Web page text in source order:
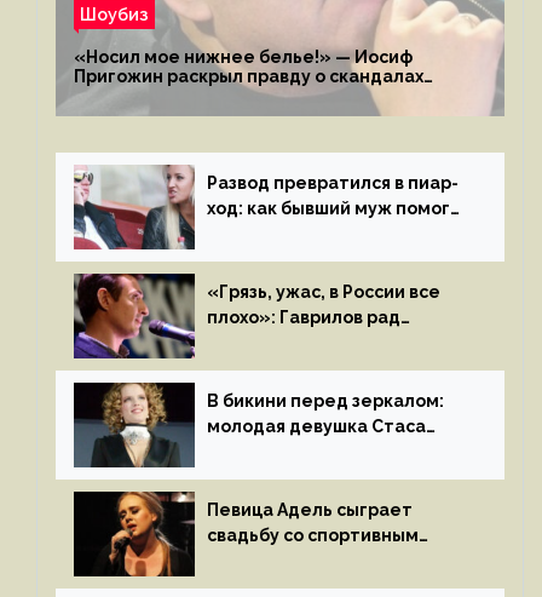
Шоубиз
«Носил мое нижнее белье!» — Иосиф
Пригожин раскрыл правду о скандалах
с мужем своей экс-жены
Развод превратился в пиар-
ход: как бывший муж помог
«Грязь, ужас, в России все
плохо»: Гаврилов рад
иноагентов
В бикини перед зеркалом:
молодая девушка Стаса
на камеру
Певица Адель сыграет
свадьбу со спортивным
летом